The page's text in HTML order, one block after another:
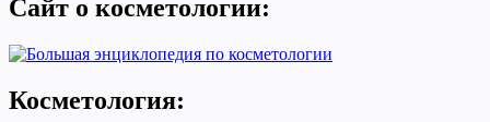
Сайт о косметологии:
Косметология: